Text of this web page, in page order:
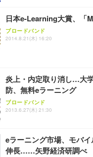
ョン PCチェア 通気性メッシ
務用 おしゃれ パソコンチェ
Sezlife オフィスチェア デス
ワーク チェア 強化バックレ
務用 おしゃれ パソコンチェ
ANDWINT オフィスチェア デ
ッシュ 通気性 ランバーサポー
ス圧無段階昇降 360度回転 キ
【整備済み品】Dell E2724HS
ー フルHD（1920×1080）VA
【MiniLED/24.5inch/280Hz/
HOOTER Gaming Monitor
グモニター QD 24.5インチ
Smart Basic(スマートベーシ
限定】 Smart Basic アイリス
アイリスオーヤマ ペットシー
ュラー 200枚入【
日本e-Learning大賞、「
ブロードバンド
2014.8.21(木) 16:20
炎上・内定取り消し…大
防、無料eラーニング
ブロードバンド
2013.6.27(木) 21:30
eラーニング市場、モバ
伸長……矢野経済研調べ